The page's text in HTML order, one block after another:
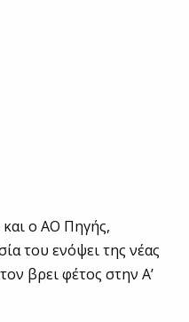
ο ΑΟ Πηγής,
του ενόψει της νέας
βρει φέτος στην Α’